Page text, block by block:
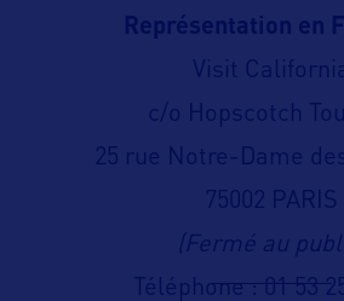
Représentation en
Visit
c/o Hopscotch
25 rue Notre-Dame
75002 PARIS
(Fermé au
Téléphone : 01 53 25